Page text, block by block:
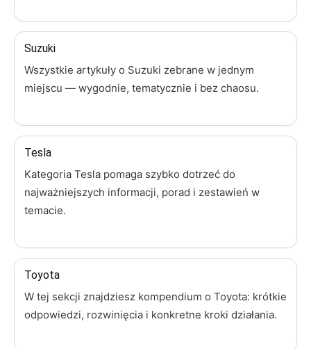
Suzuki
Wszystkie artykuły o Suzuki zebrane w jednym
miejscu — wygodnie, tematycznie i bez chaosu.
Tesla
Kategoria Tesla pomaga szybko dotrzeć do
najważniejszych informacji, porad i zestawień w
temacie.
Toyota
W tej sekcji znajdziesz kompendium o Toyota: krótkie
odpowiedzi, rozwinięcia i konkretne kroki działania.